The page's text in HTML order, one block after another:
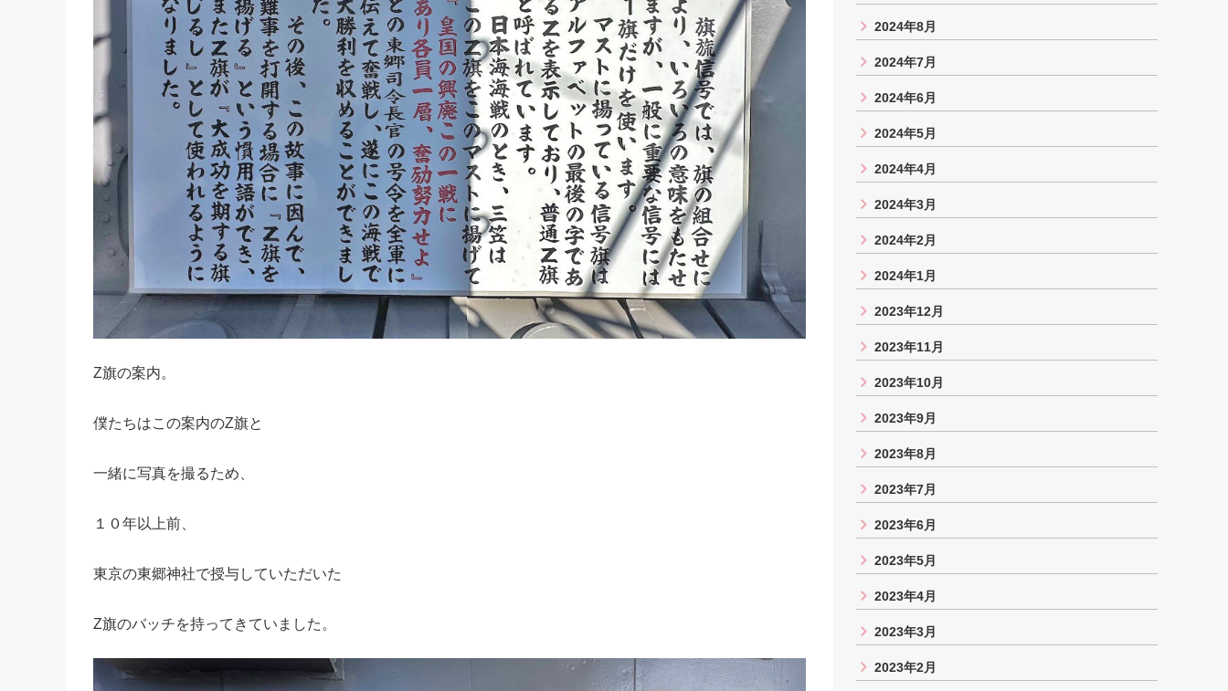
Z旗の案内。
僕たちはこの案内のZ旗と
一緒に写真を撮るため、
１０年以上前、
東京の東郷神社で授与していただいた
Z旗のバッチを持ってきていました。
2024年8月
2024年7月
2024年6月
2024年5月
2024年4月
2024年3月
2024年2月
2024年1月
2023年12月
2023年11月
2023年10月
2023年9月
2023年8月
2023年7月
2023年6月
2023年5月
2023年4月
2023年3月
2023年2月